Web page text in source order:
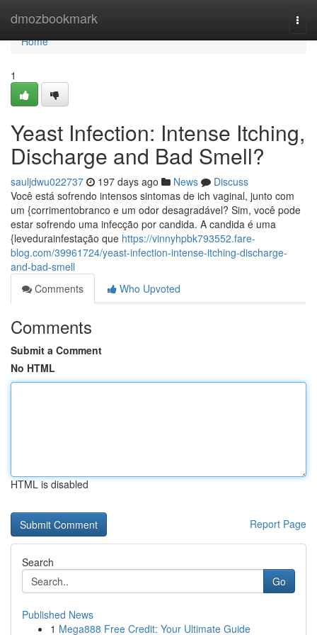
dmozbookmark
Home
Home
1
Yeast Infection: Intense Itching,
Discharge and Bad Smell?
sauljdwu022737 197 days ago News
Discuss
Você está sofrendo intensos sintomas de ich vaginal, junto com
um {corrimentobranco e um odor desagradável? Sim, você pode
estar sofrendo uma infecção por candida. A candida é uma
{levedurainfestação que https://vinnyhpbk793552.fare-
blog.com/39961724/yeast-infection-intense-itching-discharge-
and-bad-smell
Comments
Who Upvoted
Comments
Submit a Comment
No HTML
HTML is disabled
Report Page
Search
Go
Published News
1 Mega888 Free Credit: Your Ultimate Guide